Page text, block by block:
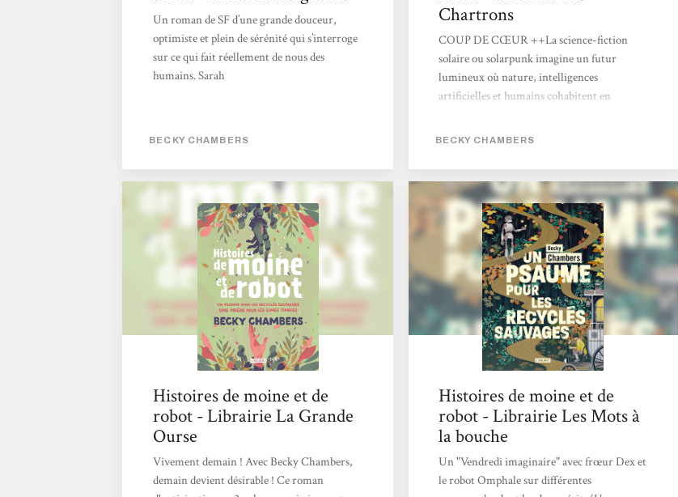
Un roman de SF d’une grande douceur,
optimiste et plein de sérénité qui s’interroge
sur ce qui fait réellement de nous des
humains. Sarah
BECKY CHAMBERS
Chartrons
COUP DE CŒUR ++La science-fiction
solaire ou solarpunk imagine un futur
lumineux où nature, intelligences
artificielles et humains cohabitent en
la cyberpunk.Les Éditions L'Atalante ont
Psaume pour les recyclés sauvages et Prière
pour les cimes timides de Becky Chambers,
autrice américaine récompensée de plusieurs
prix littéraires.On ne peut que vous le
recommander.
BECKY CHAMBERS
Histoires de moine et de
robot - Librairie La Grande
Ourse
Vivement demain ! Avec Becky Chambers,
demain devient désirable ! Ce roman
Histoires de moine et de
robot - Librairie Les Mots à
la bouche
Un "Vendredi imaginaire" avec frœur Dex et
le robot Omphale sur différentes